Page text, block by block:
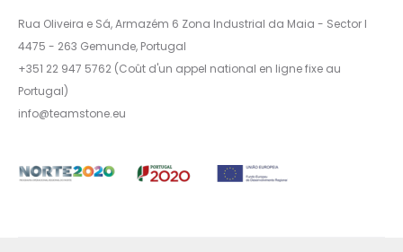
Rua Oliveira e Sá, Armazém 6 Zona Industrial da Maia - Sector I
4475 - 263 Gemunde, Portugal
+351 22 947 5762 (Coût d'un appel national en ligne fixe au
Portugal)
info@teamstone.eu